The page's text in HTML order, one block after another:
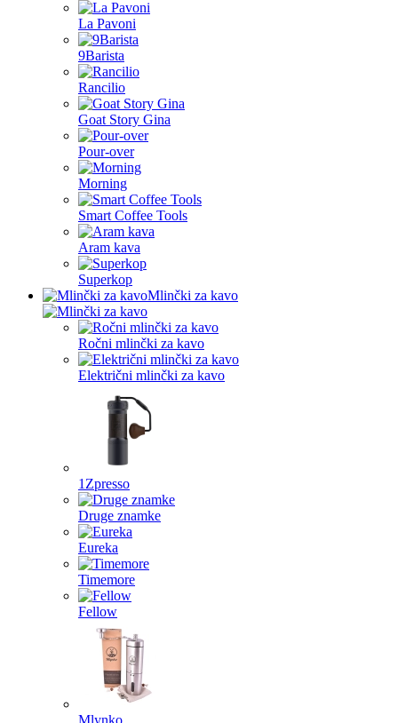
La Pavoni
9Barista
Rancilio
Goat Story Gina
Pour-over
Morning
Smart Coffee Tools
Aram kava
Superkop
Mlinčki za kavo
Ročni mlinčki za kavo
Električni mlinčki za kavo
1Zpresso
Druge znamke
Eureka
Timemore
Fellow
Mlynko